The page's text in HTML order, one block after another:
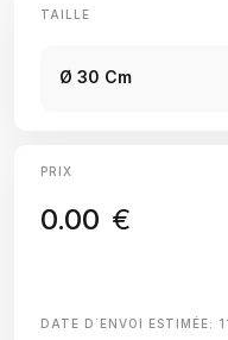
TAILLE
Ø 30 Cm
PRIX
0.00 €
DATE D΄ENVOI ESTIMÉE: